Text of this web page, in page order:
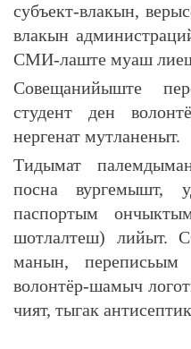
субъект-влакын,
влакын
СМИ-лаште муаш
Совещанийыште
студент ден
нергенат мутланеныт.
Тидымат
посна вургемышт,
паспортым
шотлалтеш) лийыт.
манын,
волонтёр-шамыч
чият, тыгак